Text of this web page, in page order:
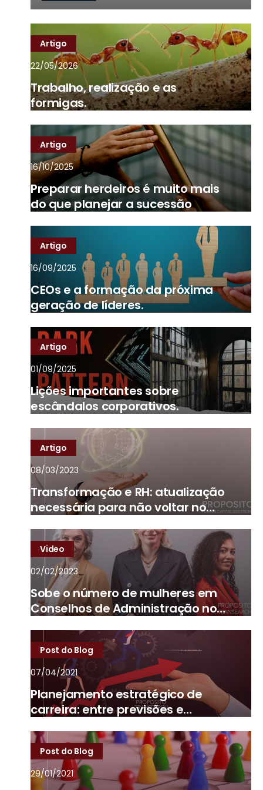
Artigo
22/05/2026
Trabalho, realização e as
formigas.
Artigo
16/10/2025
Preparar herdeiros é muito mais
do que planejar a sucessão
Artigo
16/09/2025
CEOs e a formação da próxima
geração de líderes.
Artigo
01/09/2025
Lições importantes sobre
escândalos corporativos.
Artigo
08/03/2023
Transformação e RH: atualização
necessária para não voltar no
Video
02/02/2023
Sobe o número de mulheres em
Conselhos de Administração no
Post do Blog
07/04/2021
Planejamento estratégico de
carreira: entre previsões e
Post do Blog
29/01/2021